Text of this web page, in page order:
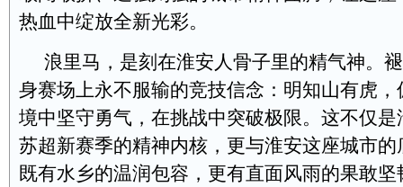
热血中绽放全新光彩。
浪里马，是刻在淮安人骨子里的精气神。
身赛场上永不服输的竞技信念：明知山有虎
境中坚守勇气，在挑战中突破极限。这不仅
苏超新赛季的精神内核，更与淮安这座城市
既有水乡的温润包容，更有直面风雨的果敢